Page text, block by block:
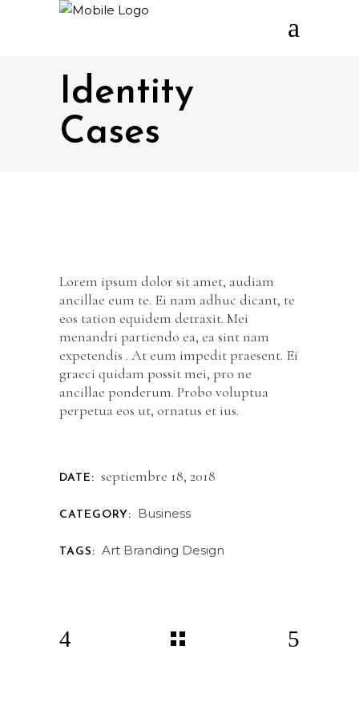
Identity
Cases
Lorem ipsum dolor sit amet, audiam
ancillae eum te. Ei nam adhuc dicant, te
eos tation equidem detraxit. Mei
menandri partiendo ea, ea sint nam
expetendis . At eum impedit praesent. Ei
graeci quidam possit mei, pro ne
ancillae ponderum. Probo voluptua
perpetua eos ut, ornatus et ius.
DATE: septiembre 18, 2018
CATEGORY: Business
TAGS: Art Branding Design